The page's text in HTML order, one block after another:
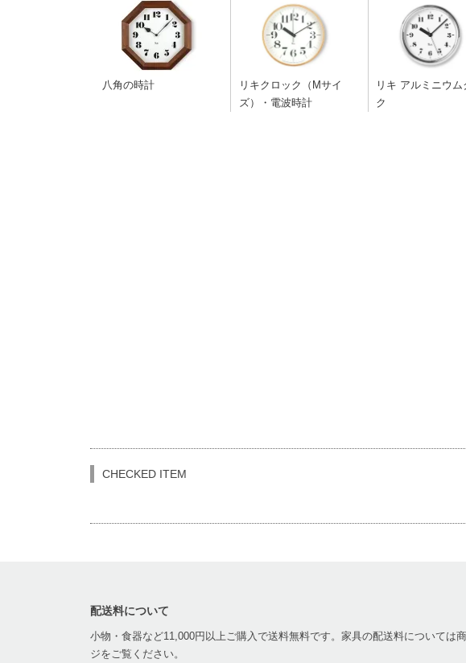
八角の時計
リキクロック（Mサイ
ズ）・電波時計
リキ アルミニウム
ク
CHECKED ITEM
配送料について
小物・食器など11,000円以上ご購入で送料無料です。家具の配送料については
ジをご覧ください。